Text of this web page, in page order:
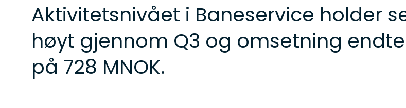
Aktivitetsnivået i Baneservice holder
høyt gjennom Q3 og omsetning endte
på 728 MNOK.